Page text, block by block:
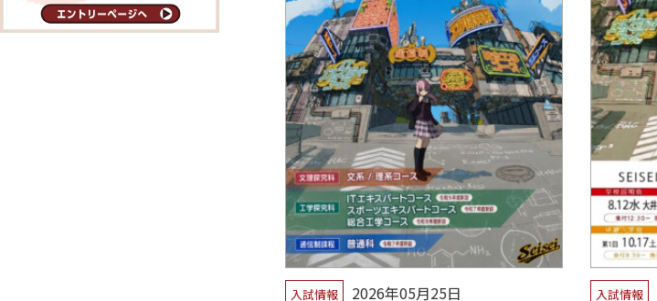
入試情報
2026年05月25日
入試情報